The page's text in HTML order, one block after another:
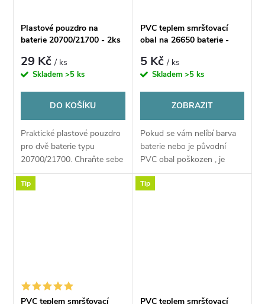
Plastové pouzdro na
baterie 20700/21700 - 2ks
29 Kč/ ks
Skladem>5 ks
DO KOŠÍKU
Praktické plastové pouzdro
pro dvě baterie typu
20700/21700. Chraňte sebe
i své baterie a nenoste je jen
tak volně v kapse nebo v
PVC teplem smršťovací
obal na 26650 baterie -
5 Kč/ ks
Skladem >5 ks
ZOBRAZIT
Pokud se vám nelíbí barva
baterie nebo je původní
PVC obal poškozen , je
možné nahradit
obal pomocí tohoto PVC
Tip
PVC teplem smršťovací
Tip
PVC teplem smršťovací